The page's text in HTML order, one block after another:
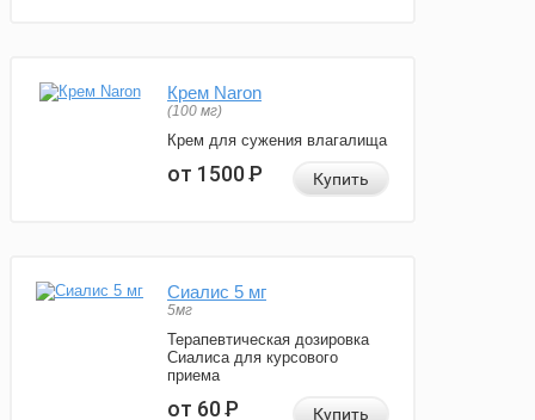
Крем Naron
(100 мг)
Крем для сужения влагалища
от 1500Р Купить
Сиалис 5 мг
5мг
Терапевтическая дозировка
Сиалиса для курсового
приема
от 60Р Купить